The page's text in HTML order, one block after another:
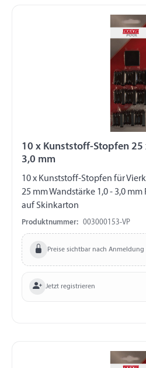
10 x Kunststoff-Stopfen 25
3,0 mm
10 x Kunststoff-Stopfen für Vierkantrohr Außenmaß 25 x
25 mm Wandstärke 1,0 - 3,0
auf Skinkarton
Produktnummer: 003000153-VP
Preise sichtbar nach Anmeldung
Jetzt registrieren